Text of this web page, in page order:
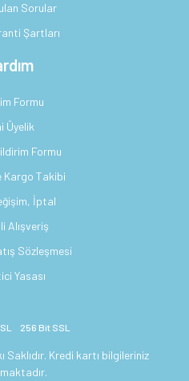
Sorular
Şartları
Formu
Üyelik
Formu
Kargo Takibi
İptal
Alışveriş
Sözleşmesi
Yasası
256 Bit SSL
Kredi kartı bilgileriniz